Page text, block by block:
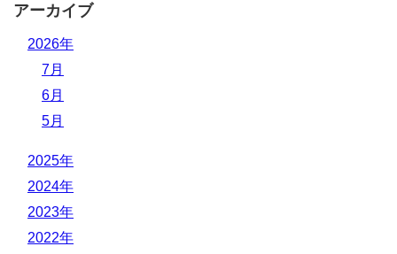
アーカイブ
2026年
7月
6月
5月
2025年
2024年
2023年
2022年